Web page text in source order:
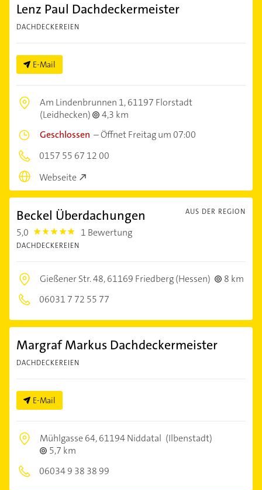
Lenz Paul Dachdeckermeister
DACHDECKEREIEN
E-Mail
Am Lindenbrunnen 1,61197 Florstadt
(Leidhecken)
4,3 km
Geschlossen –Öffnet Freitag um 07:00
0157 55 67 12 00
Webseite
AUS DER REGION
Beckel Überdachungen
5,0 5.0 1 Bewertung
DACHDECKEREIEN
Gießener Str. 48,61169 Friedberg (Hessen)
8 km
06031 7 72 55 77
Margraf Markus Dachdeckermeister
DACHDECKEREIEN
E-Mail
Mühlgasse 64,61194 Niddatal (Ilbenstadt)
5,7 km
06034 9 38 38 99